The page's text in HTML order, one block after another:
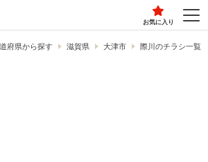
お気に入り
府県から探す 滋賀県 大津市 際川のチラシ一覧